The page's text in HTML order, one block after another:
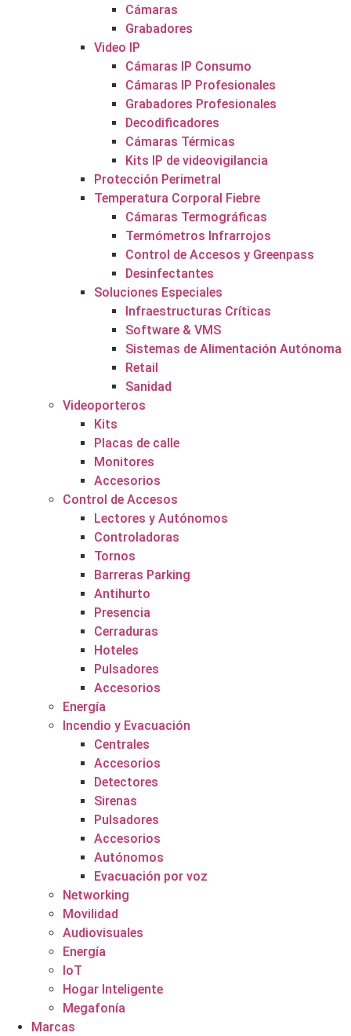
Cámaras
Grabadores
Video IP
Cámaras IP Consumo
Cámaras IP Profesionales
Grabadores Profesionales
Decodificadores
Cámaras Térmicas
Kits IP de videovigilancia
Protección Perimetral
Temperatura Corporal Fiebre
Cámaras Termográficas
Termómetros Infrarrojos
Control de Accesos y Greenpass
Desinfectantes
Soluciones Especiales
Infraestructuras Críticas
Software & VMS
Sistemas de Alimentación Autónoma
Retail
Sanidad
Videoporteros
Kits
Placas de calle
Monitores
Accesorios
Control de Accesos
Lectores y Autónomos
Controladoras
Tornos
Barreras Parking
Antihurto
Presencia
Cerraduras
Hoteles
Pulsadores
Accesorios
Energía
Incendio y Evacuación
Centrales
Accesorios
Detectores
Sirenas
Pulsadores
Accesorios
Autónomos
Evacuación por voz
Networking
Movilidad
Audiovisuales
Energía
IoT
Hogar Inteligente
Megafonía
Marcas